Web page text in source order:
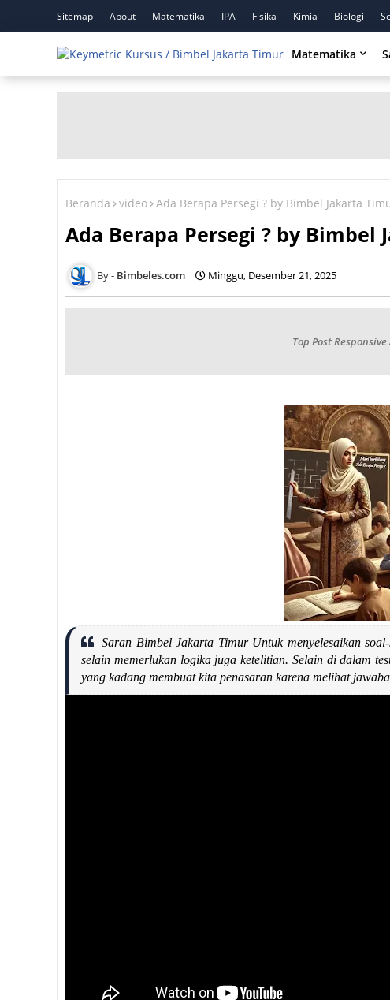
Sitemap About Matematika IPA Fisika Kimia Biologi
Matematika
Beranda video Ada Berapa Persegi ? by Bimbel Jakarta
Ada Berapa Persegi ? by Bimbel
Bimbeles.com Minggu, Desember 21, 2025
Top Post
Saran Bimbel Jakarta Timur Untuk menyelesaikan
selain memerlukan logika juga ketelitian. Selain di dalam
yang kadang membuat kita penasaran karena melihat